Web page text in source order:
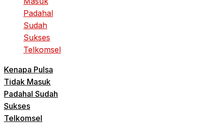
Kenapa Pulsa
Tidak Masuk
Padahal Sudah
Sukses
Telkomsel